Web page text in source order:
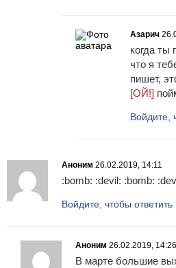
Азарич
когда
что я
пишет,
[ОЙ!]
Войдите,
Аноним 26.02.2019, 14:11
:bomb: :devil: :bomb:
Войдите, чтобы ответить
Аноним 26.02.2019, 14:26
В марте большие